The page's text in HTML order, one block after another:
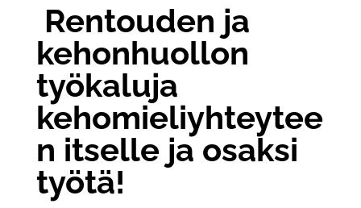
Rentouden ja
kehonhuollon
työkaluja
kehomieliyhteytee
n itselle ja osaksi
työtä!